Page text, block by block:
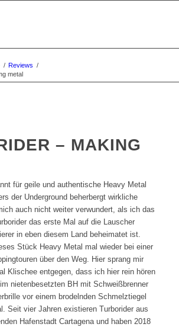
/ Reviews /
metal
– MAKING
für geile und authentische Heavy Metal
der Underground beherbergt wirkliche
auch nicht weiter verwundert, als ich das
das erste Mal auf die Lauscher
in eben diesem Land beheimatet ist.
Stück Heavy Metal mal wieder bei einer
über den Weg. Hier sprang mir
Klischee entgegen, dass ich hier rein hören
nietenbesetzten BH mit Schweißbrenner
vor einem brodelnden Schmelztiegel
Seit vier Jahren existieren Turborider aus
Hafenstadt Cartagena und haben 2018